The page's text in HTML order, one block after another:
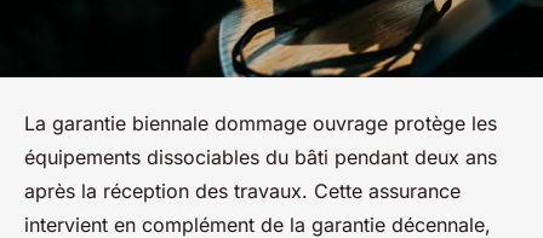
La garantie biennale dommage ouvrage protège les
équipements dissociables du bâti pendant deux ans
après la réception des travaux. Cette assurance
intervient en complément de la garantie décennale,